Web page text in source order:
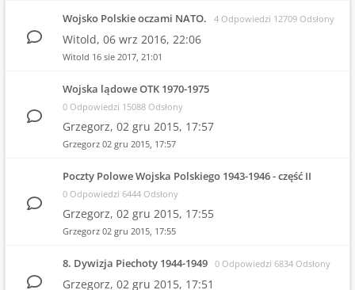
Wojsko Polskie oczami NATO. 4 Odpowiedzi 12709 Odsłony
Witold, 06 wrz 2016, 22:06
Witold 16 sie 2017, 21:01
Wojska lądowe OTK 1970-1975
0 Odpowiedzi 15088 Odsłony
Grzegorz, 02 gru 2015, 17:57
Grzegorz 02 gru 2015, 17:57
Poczty Polowe Wojska Polskiego 1943-1946 - część II
0 Odpowiedzi 6444 Odsłony
Grzegorz, 02 gru 2015, 17:55
Grzegorz 02 gru 2015, 17:55
8. Dywizja Piechoty 1944-1949 0 Odpowiedzi 6834 Odsłony
Grzegorz, 02 gru 2015, 17:51